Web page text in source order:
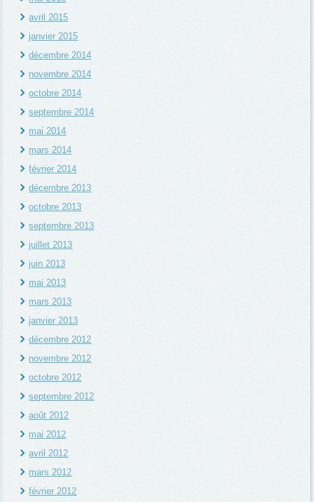
avril 2015
janvier 2015
décembre 2014
novembre 2014
octobre 2014
septembre 2014
mai 2014
mars 2014
février 2014
décembre 2013
octobre 2013
septembre 2013
juillet 2013
juin 2013
mai 2013
mars 2013
janvier 2013
décembre 2012
novembre 2012
octobre 2012
septembre 2012
août 2012
mai 2012
avril 2012
mars 2012
février 2012